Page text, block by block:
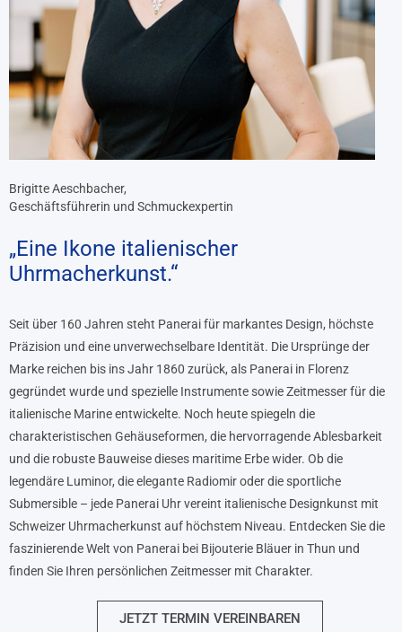
Brigitte Aeschbacher,
Geschäftsführerin und Schmuckexpertin
„Eine Ikone italienischer
Uhrmacherkunst.“
Seit über 160 Jahren steht Panerai für markantes Design, höchste
Präzision und eine unverwechselbare Identität. Die Ursprünge der
Marke reichen bis ins Jahr 1860 zurück, als Panerai in Florenz
gegründet wurde und spezielle Instrumente sowie Zeitmesser für die
italienische Marine entwickelte. Noch heute spiegeln die
charakteristischen Gehäuseformen, die hervorragende Ablesbarkeit
und die robuste Bauweise dieses maritime Erbe wider. Ob die
legendäre Luminor, die elegante Radiomir oder die sportliche
Submersible – jede Panerai Uhr vereint italienische Designkunst mit
Schweizer Uhrmacherkunst auf höchstem Niveau. Entdecken Sie die
faszinierende Welt von Panerai bei Bijouterie Bläuer in Thun und
finden Sie Ihren persönlichen Zeitmesser mit Charakter.
JETZT TERMIN VEREINBAREN